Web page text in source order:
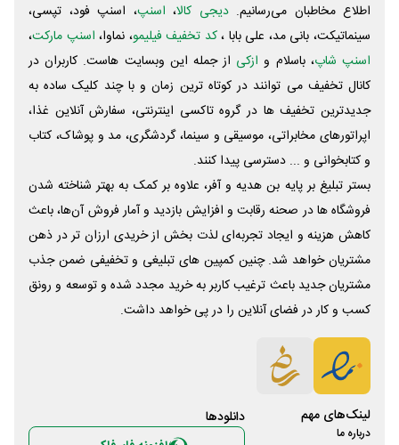
اطلاع مخاطبان می‌رسانیم. دیجی کالا، اسنپ، اسنپ فود، تپسی،
سینماتیکت، بانی مد، علی‌ بابا ،کد تخفیف فیلیمو، نماوا، اسنپ مارکت،
اسنپ شاپ، باسلام و ازکی از جمله این وبسایت ‌هاست. کاربران در
کانال تخفیف می توانند در کوتاه ترین زمان و با چند کلیک ساده به
جدیدترین تخفیف ها در گروه تاکسی اینترنتی، سفارش آنلاین غذا،
اپراتورهای مخابراتی، موسیقی و سینما، گردشگری، مد و پوشاک، کتاب
و کتابخوانی و ... دسترسی پیدا کنند.
بستر تبلیغ بر پایه بن هدیه و آفر، علاوه بر کمک به بهتر شناخته شدن
فروشگاه ها در صحنه رقابت و افزایش بازدید و آمار فروش آن‌ها، باعث
کاهش هزینه و ایجاد تجربه‌ای لذت بخش از خریدی ارزان تر در ذهن
مشتریان خواهد شد. چنین کمپین های تبلیغی و تخفیفی ضمن جذب
مشتریان جدید باعث ترغیب کاربر به خرید مجدد شده و توسعه و رونق
کسب و کار در فضای آنلاین را در پی خواهد داشت.
لینک‌های مهم
درباره ما
دانلود‌ها